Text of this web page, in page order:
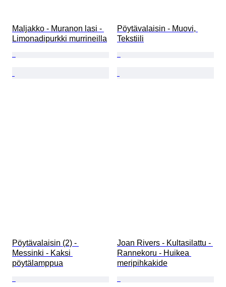
Maljakko - Muranon lasi -
Limonadipurkki murrineilla
Pöytävalaisin - Muovi,
Tekstiili
Pöytävalaisin (2) -
Messinki - Kaksi
pöytälamppua
Joan Rivers - Kultasilattu -
Rannekoru - Huikea
meripihkakide